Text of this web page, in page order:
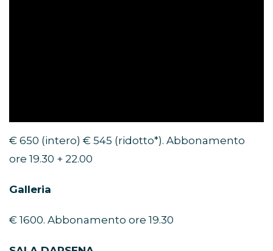
€ 650 (intero) € 545 (ridotto*). Abbonamento
ore 19.30 + 22.00
Galleria
€ 1600. Abbonamento ore 19.30